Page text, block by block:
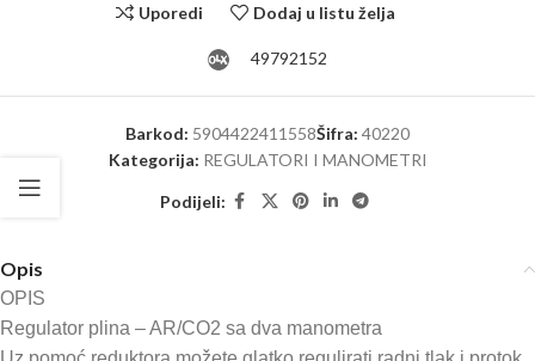
Uporedi Dodaj u listu želja
49792152
Barkod: 5904422411558Šifra: 40220
Kategorija: REGULATORI I MANOMETRI
Podijeli:
Opis
OPIS
Regulator plina – AR/CO2 sa dva manometra